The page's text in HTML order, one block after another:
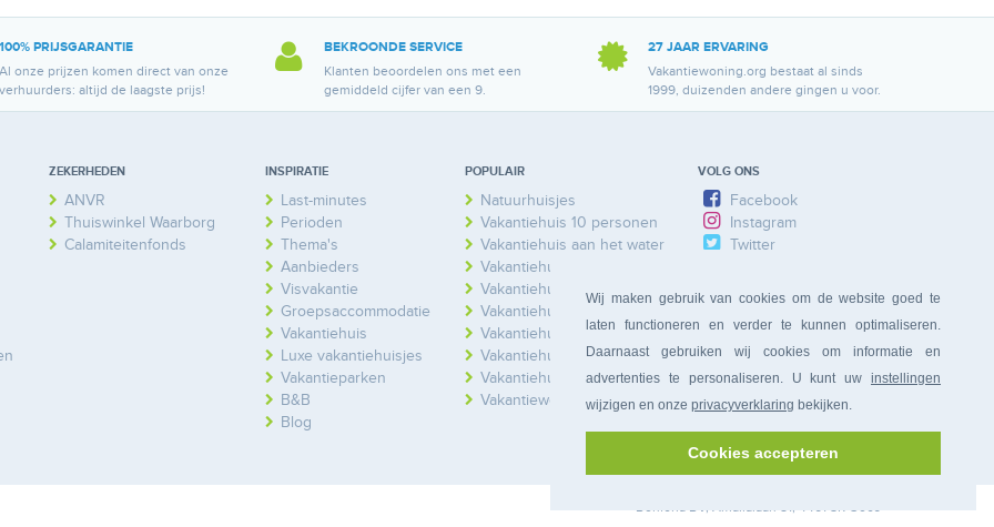
Wij maken gebruik van cookies om de website goed te
laten functioneren en verder te kunnen optimaliseren.
Daarnaast gebruiken wij cookies om informatie en
advertenties te personaliseren. U kunt uw instellingen
wijzigen en onze privacyverklaring bekijken.
Cookies accepteren
100% PRIJSGARANTIE
Al onze prijzen komen direct van onze
verhuurders: altijd de laagste prijs!
BEKROONDE SERVICE
Klanten beoordelen ons met een
gemiddeld cijfer van een 9.
27 JAAR ERVARING
Vakantiewoning.org bestaat al sinds
1999, duizenden andere gingen u voor.
ZEKERHEDEN
ANVR
Thuiswinkel Waarborg
Calamiteitenfonds
INSPIRATIE
Last-minutes
Perioden
Thema's
Aanbieders
Visvakantie
Groepsaccommodatie
Vakantiehuis
Luxe vakantiehuisjes
Vakantieparken
B&B
Blog
POPULAIR
Natuurhuisjes
Vakantiehuis 10 personen
Vakantiehuis aan het water
Vakantiehuis Ardennen
Vakantiehuis Duitsland
Vakantiehuis Frankrijk
Vakantiehuis Limburg
Vakantiehuis Nederland
Vakantiehuis Spanje
Vakantiewoning
VOLG ONS
Facebook
Instagram
Twitter
Bonferia BV, Amalialaan 81, 4461 SR Goes